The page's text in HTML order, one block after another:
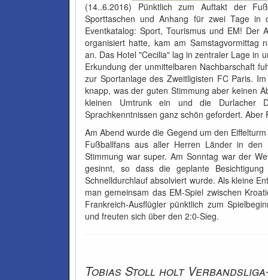
(14..6.2016) Pünktlich zum Auftakt der
Sporttaschen und Anhang für zwei Tage in
Eventkatalog: Sport, Tourismus und EM! Der
organisiert hatte, kam am Samstagvormittag
an. Das Hotel "Cecilia" lag in zentraler Lage in
Erkundung der unmittelbaren Nachbarschaft
zur Sportanlage des Zweitligisten FC Paris.
knapp, was der guten Stimmung aber keinen
kleinen Umtrunk ein und die Durlacher
Sprachkenntnissen ganz schön gefordert. Aber
Am Abend wurde die Gegend um den
Fußballfans aus aller Herren Länder in den
Stimmung war super. Am Sonntag war der
gesinnt, so dass die geplante
Schnelldurchlauf absolviert wurde. Als kleine
man gemeinsam das EM-Spiel zwischen
Frankreich-Ausflügler pünktlich zum
und freuten sich über den 2:0-Sieg.
Tobias Stoll holt